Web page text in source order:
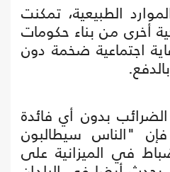
الطبيعية، تمكنت
أخرى من بناء حكومات
اجتماعية ضخمة دون
بدون أي فائدة
"الناس سيطالبون
في الميزانية على